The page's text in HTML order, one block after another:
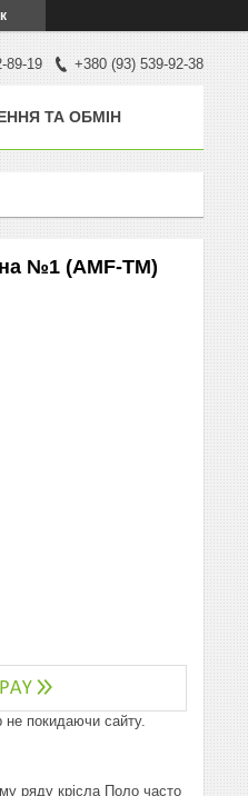
89-19 +380 (93) 539-92-38
ТА ОБМІН
№1 (AMF-ТМ)
не покидаючи сайту.
ряду крісла Поло часто